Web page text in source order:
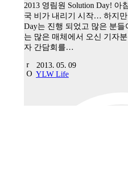
2013 영림원 Solution Day! 아
국 비가 내리기 시작… 하지
Day는 진행 되었고 많은 분
는 많은 매체에서 오신 기자
자 간담회를…
2013. 05. 09
YLW Life